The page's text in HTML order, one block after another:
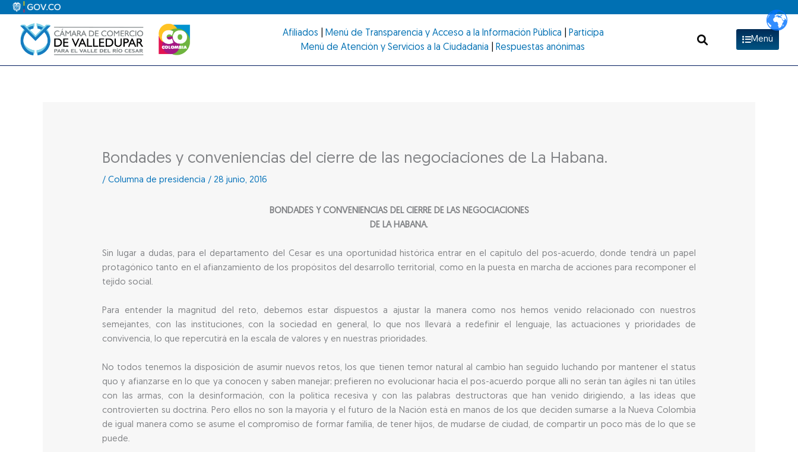
contenido
Afiliados Menú de Transparencia y Acceso a la Información Pública
Participa
Menú de Atención y Servicios a la Ciudadanía
Respuestas anónimas
Menú
Bondades y conveniencias del cierre de las negociaciones de La Habana.
/Columna de presidencia / 28 junio, 2016
BONDADES Y CONVENIENCIAS DEL CIERRE DE LAS NEGOCIACIONES
DE LA HABANA.
Sin lugar a dudas, para el departamento del Cesar es una oportunidad histórica entrar en el capítulo del pos-acuerdo, donde tendrá un papel
protagónico tanto en el afianzamiento de los propósitos del desarrollo territorial, como en la puesta en marcha de acciones para recomponer el
tejido social.
Para entender la magnitud del reto, debemos estar dispuestos a ajustar la manera como nos hemos venido relacionado con nuestros
semejantes, con las instituciones, con la sociedad en general, lo que nos llevará a redefinir el lenguaje, las actuaciones y prioridades de
convivencia, lo que repercutirá en la escala de valores y en nuestras prioridades.
No todos tenemos la disposición de asumir nuevos retos, los que tienen temor natural al cambio han seguido luchando por mantener el status
quo y afianzarse en lo que ya conocen y saben manejar; prefieren no evolucionar hacia el pos-acuerdo porque allí no serán tan ágiles ni tan útiles
con las armas, con la desinformación, con la política recesiva y con las palabras destructoras que han venido dirigiendo, a las ideas que
controvierten su doctrina. Pero ellos no son la mayoría y el futuro de la Nación está en manos de los que deciden sumarse a la Nueva Colombia
de igual manera como se asume el compromiso de formar familia, de tener hijos, de mudarse de ciudad, de compartir un poco más de lo que se
puede.